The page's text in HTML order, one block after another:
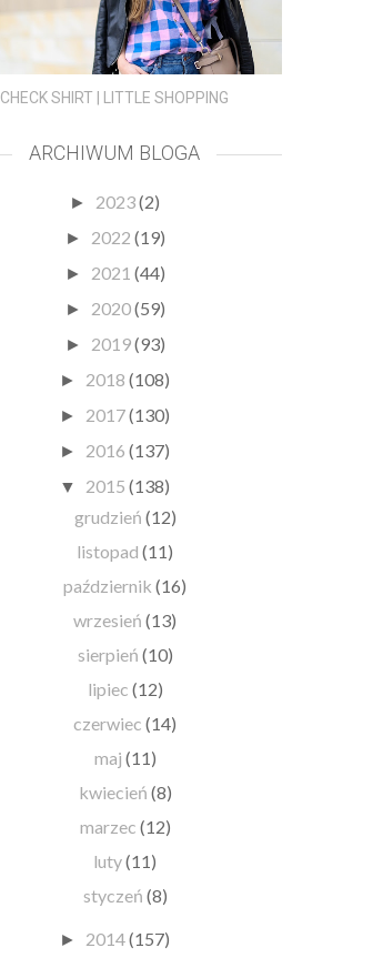
CHECK SHIRT | LITTLE SHOPPING
ARCHIWUM BLOGA
► 2023(2)
► 2022 (19)
► 2021 (44)
► 2020(59)
► 2019(93)
► 2018 (108)
► 2017(130)
► 2016 (137)
▼ 2015 (138)
grudzień (12)
listopad(11)
październik(16)
wrzesień(13)
sierpień (10)
lipiec (12)
czerwiec(14)
maj (11)
kwiecień (8)
marzec (12)
luty(11)
styczeń (8)
► 2014(157)